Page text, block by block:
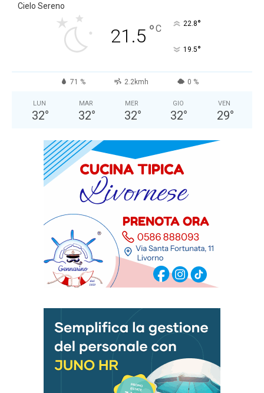
Cielo Sereno
21.5 °C 22.8°
19.5°
71 % 2.2kmh 0 %
LUN
32°
MAR
32°
MER
32°
GIO
32°
VEN
29°